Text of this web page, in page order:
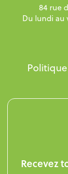
84 rue
Du lundi au
Recevez